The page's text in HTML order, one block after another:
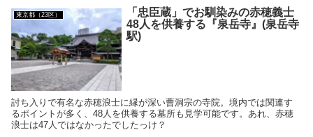
東京都（23区）
「忠臣蔵」でお馴染みの赤穂義士
48人を供養する『泉岳寺』(泉岳寺
駅)
討ち入りで有名な赤穂浪士に縁が深い曹洞宗の寺院。境内では関連す
るポイントが多く、48人を供養する墓所も見学可能です。あれ、赤穂
浪士は47人ではなかったでしたっけ？